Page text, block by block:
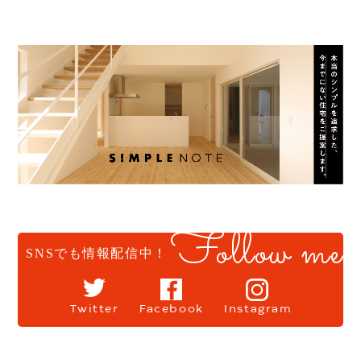
SNSでも情報配信中！ Follow me
Twitter Facebook Instagram